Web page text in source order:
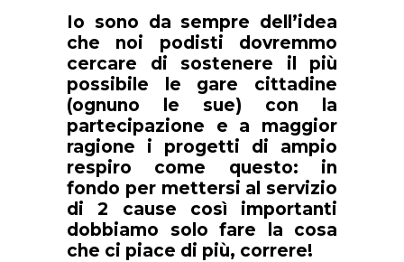
Io sono da sempre dell’idea
che noi podisti dovremmo
cercare di sostenere il più
possibile le gare cittadine
(ognuno le sue) con la
partecipazione e a maggior
ragione i progetti di ampio
respiro come questo: in
fondo per mettersi al servizio
di 2 cause così importanti
dobbiamo solo fare la cosa
che ci piace di più, correre!